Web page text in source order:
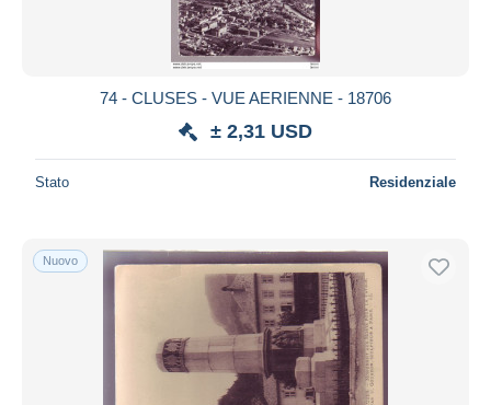
74 - CLUSES - VUE AERIENNE - 18706
± 2,31 USD
Stato Residenziale
Nuovo